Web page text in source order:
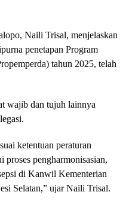
Naili Trisal, menjelaskan
penetapan Program
tahun 2025, telah
wajib dan tujuh lainnya
ketentuan peraturan
proses pengharmonisasian,
di Kanwil Kementerian
Selatan,” ujar Naili Trisal.